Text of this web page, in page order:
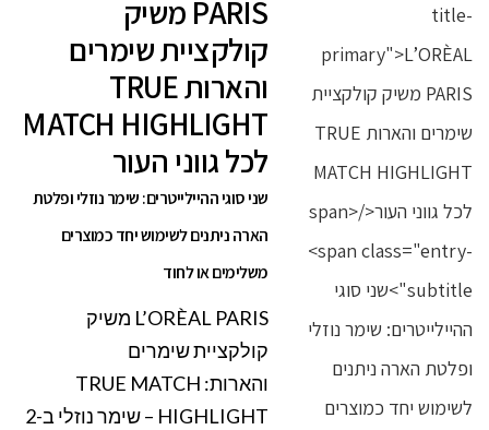
PARIS משיק
קולקציית שימרים
והארות TRUE
MATCH HIGHLIGHT
לכל גווני העור
שני סוגי ההיילייטרים: שימר נוזלי ופלטת
הארה ניתנים לשימוש יחד כמוצרים
משלימים או לחוד
L’ORÈAL PARIS משיק
קולקציית שימרים
והארות: TRUE MATCH
HIGHLIGHT – שימר נוזלי ב-2